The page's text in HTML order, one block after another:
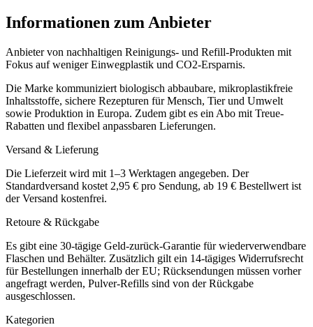
Informationen zum Anbieter
Anbieter von nachhaltigen Reinigungs- und Refill-Produkten mit
Fokus auf weniger Einwegplastik und CO2-Ersparnis.
Die Marke kommuniziert biologisch abbaubare, mikroplastikfreie
Inhaltsstoffe, sichere Rezepturen für Mensch, Tier und Umwelt
sowie Produktion in Europa. Zudem gibt es ein Abo mit Treue-
Rabatten und flexibel anpassbaren Lieferungen.
Versand & Lieferung
Die Lieferzeit wird mit 1–3 Werktagen angegeben. Der
Standardversand kostet 2,95 € pro Sendung, ab 19 € Bestellwert ist
der Versand kostenfrei.
Retoure & Rückgabe
Es gibt eine 30-tägige Geld-zurück-Garantie für wiederverwendbare
Flaschen und Behälter. Zusätzlich gilt ein 14-tägiges Widerrufsrecht
für Bestellungen innerhalb der EU; Rücksendungen müssen vorher
angefragt werden, Pulver-Refills sind von der Rückgabe
ausgeschlossen.
Kategorien